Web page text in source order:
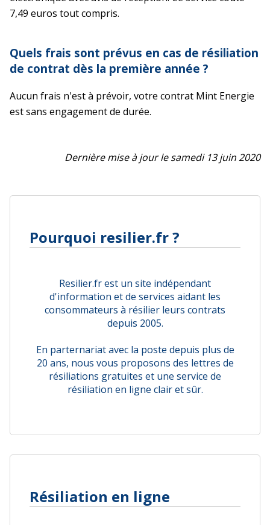
7,49 euros tout compris.
Quels frais sont prévus en cas de résiliation
de contrat dès la première année ?
Aucun frais n'est à prévoir, votre contrat Mint Energie
est sans engagement de durée.
Dernière mise à jour le samedi 13 juin 2020
Pourquoi resilier.fr ?
Resilier.fr est un site indépendant
d'information et de services aidant les
consommateurs à résilier leurs contrats
depuis 2005.
En parternariat avec la poste depuis plus de
20 ans, nous vous proposons des lettres de
résiliations gratuites et une service de
résiliation en ligne clair et sûr.
Résiliation en ligne